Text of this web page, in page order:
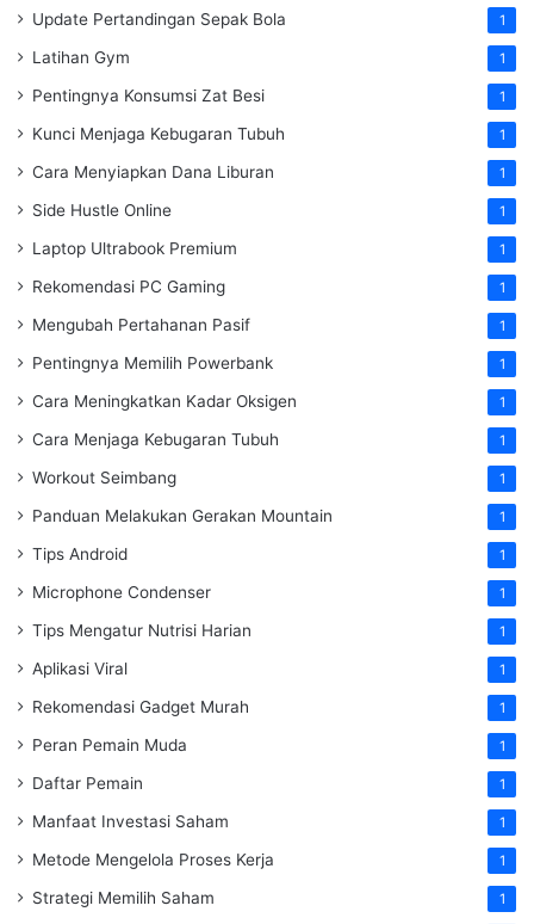
Update Pertandingan Sepak Bola 1
Latihan Gym 1
Pentingnya Konsumsi Zat Besi 1
Kunci Menjaga Kebugaran Tubuh 1
Cara Menyiapkan Dana Liburan 1
Side Hustle Online 1
Laptop Ultrabook Premium 1
Rekomendasi PC Gaming 1
Mengubah Pertahanan Pasif 1
Pentingnya Memilih Powerbank 1
Cara Meningkatkan Kadar Oksigen 1
Cara Menjaga Kebugaran Tubuh 1
Workout Seimbang 1
Panduan Melakukan Gerakan Mountain 1
Tips Android 1
Microphone Condenser 1
Tips Mengatur Nutrisi Harian 1
Aplikasi Viral 1
Rekomendasi Gadget Murah 1
Peran Pemain Muda 1
Daftar Pemain 1
Manfaat Investasi Saham 1
Metode Mengelola Proses Kerja 1
Strategi Memilih Saham 1